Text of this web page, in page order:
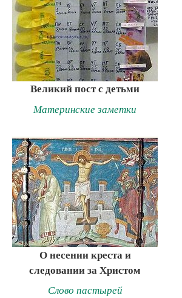
Великий пост с детьми
Материнские заметки
О несении креста и
следовании за Христом
Слово пастырей